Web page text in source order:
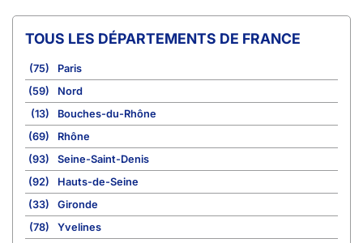
TOUS LES DÉPARTEMENTS DE FRANCE
(75)
Paris
(59)
Nord
(13)
Bouches-du-Rhône
(69)
Rhône
(93)
Seine-Saint-Denis
(92)
Hauts-de-Seine
(33)
Gironde
(78)
Yvelines